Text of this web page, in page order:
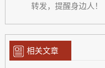
转发，提醒身边人！
相关文章